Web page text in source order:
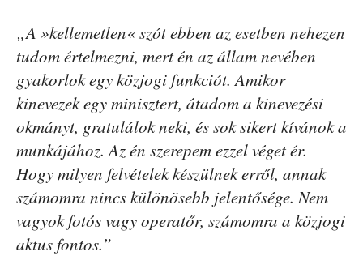
„A »kellemetlen« szót ebben az esetben nehezen
tudom értelmezni, mert én az állam nevében
gyakorlok egy közjogi funkciót. Amikor
kinevezek egy minisztert, átadom a kinevezési
okmányt, gratulálok neki, és sok sikert kívánok a
munkájához. Az én szerepem ezzel véget ér.
Hogy milyen felvételek készülnek erről, annak
számomra nincs különösebb jelentősége. Nem
vagyok fotós vagy operatőr, számomra a közjogi
aktus fontos.”